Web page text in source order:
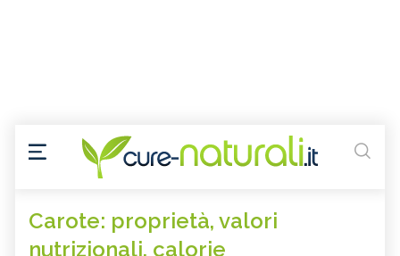
Carote: proprietà, valori
nutrizionali, calorie